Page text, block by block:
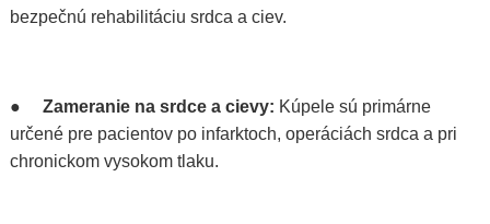
bezpečnú rehabilitáciu srdca a ciev.
● Zameranie na srdce a cievy: Kúpele sú primárne
určené pre pacientov po infarktoch, operáciách srdca a pri
chronickom vysokom tlaku.